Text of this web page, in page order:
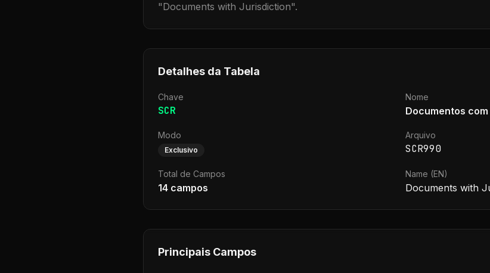
"Documents with Jurisdiction".
Detalhes da Tabela
Chave
SCR
Nome
Documentos
Modo
Exclusivo
Arquivo
SCR990
Total de Campos
14 campos
Name (EN)
Documents with
Principais Campos